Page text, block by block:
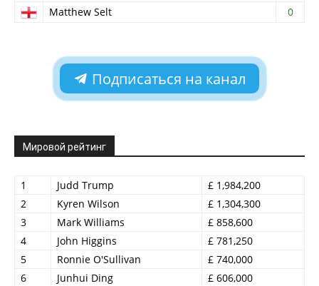
Matthew Selt
0
Подписаться на канал
Мировой рейтинг
1 Judd Trump
£ 1,984,200
2
Kyren Wilson
£ 1,304,300
3
Mark Williams
£ 858,600
4
John Higgins
£ 781,250
5
Ronnie O'Sullivan
£ 740,000
6
Junhui Ding
£ 606,000